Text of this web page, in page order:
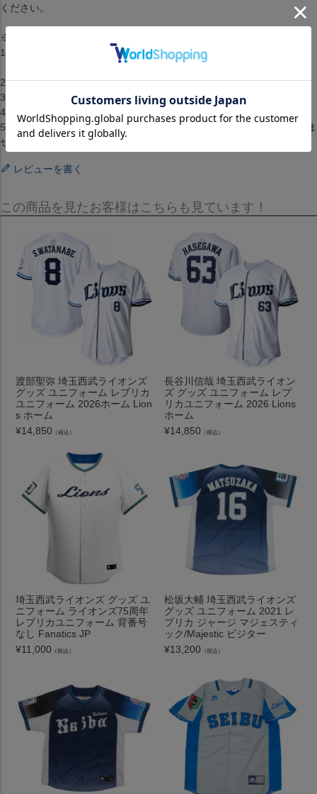
ください。
※取り寄せ注文規約※
1.2点以上のお買い上げの場合準備ができた商品から順に発送します。
2.お客様都合によるキャンセル・返品はできません。
3.メーカーが在庫を確保できず、キャンセルとなる場合がございます。
4.仕様が変更される場合もございます。
5.配送までに1週間から2週間ほどかかります。（配送日の指定はできま
せん）
レビューを書く
この商品を見たお客様はこちらも見ています！
渡部聖弥 埼玉西武ライオンズ
グッズ ユニフォーム レプリカ
ユニフォーム 2026ホーム Lion
s ホーム
¥14,850 （税込）
長谷川信哉 埼玉西武ライオン
ズ グッズ ユニフォーム レプ
リカユニフォーム 2026 Lions
ホーム
¥14,850 （税込）
埼玉西武ライオンズ グッズ ユ
ニフォーム ライオンズ75周年
レプリカユニフォーム 背番号
なし Fanatics JP
¥11,000 （税込）
松坂大輔 埼玉西武ライオンズ
グッズ ユニフォーム 2021 レ
プリカ ジャージ マジェスティ
ック/Majestic ビジター
¥13,200 （税込）